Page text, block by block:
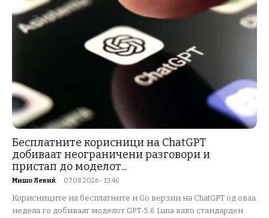
Бесплатните корисници на ChatGPT
добиваат неограничени разговори и
пристап до моделот...
Мишо Лекиќ - 07.08.2026 - 13:46
Корисниците на бесплатните и Go верзии на ChatGPT од оваа
недела го добиваат моделот GPT-5.6 Luna како стандарден